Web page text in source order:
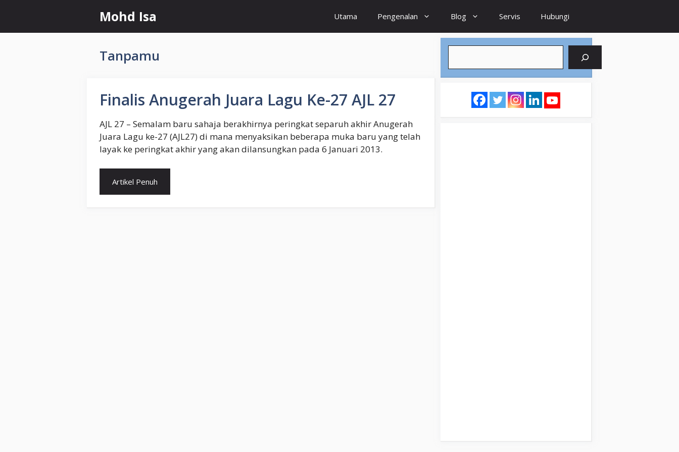
content
Mohd Isa Utama Pengenalan Blog Servis Hubungi
Tanpamu
Finalis Anugerah Juara Lagu Ke-27 AJL 27
AJL 27 – Semalam baru sahaja berakhirnya peringkat separuh akhir Anugerah
Juara Lagu ke-27 (AJL27) di mana menyaksikan beberapa muka baru yang telah
layak ke peringkat akhir yang akan dilansungkan pada 6 Januari 2013.
Artikel Penuh